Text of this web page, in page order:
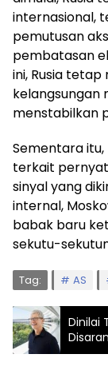
internasional,
pemutusan
pembatasan
ini, Rusia
kelangsungan
menstabilkan
Sementara
terkait
sinyal yang
internal,
babak baru
sekutu-
Tag: AS
Dinilai